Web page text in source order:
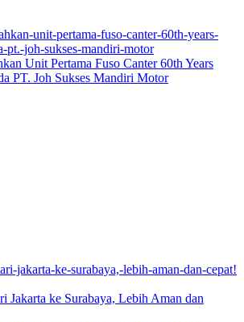
Unit Pertama Fuso Canter 60th Years
PT. Joh Sukses Mandiri Motor
Jakarta ke Surabaya, Lebih Aman dan